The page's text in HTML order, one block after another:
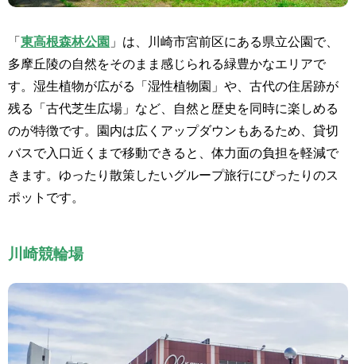
「 東高根森林公園 」は、川崎市宮前区にある県立公園で、
多摩丘陵の自然をそのまま感じられる緑豊かなエリアで
す。湿生植物が広がる「湿性植物園」や、古代の住居跡が
残る「古代芝生広場」など、自然と歴史を同時に楽しめる
のが特徴です。園内は広くアップダウンもあるため、貸切
バスで入口近くまで移動できると、体力面の負担を軽減で
きます。ゆったり散策したいグループ旅行にぴったりのス
ポットです。
川崎競輪場